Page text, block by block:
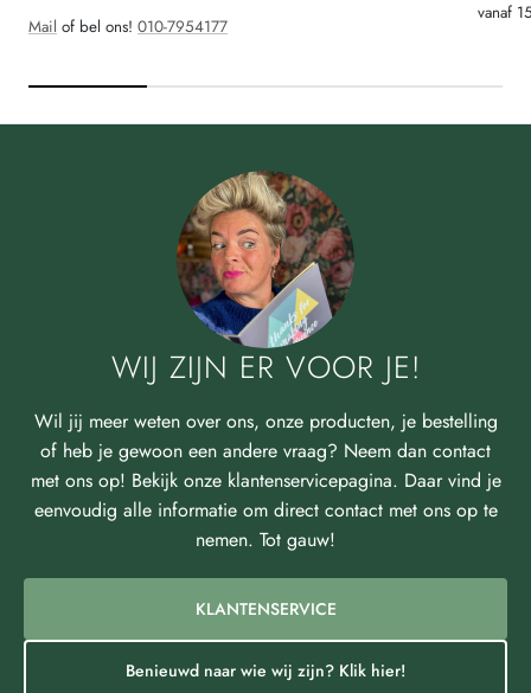
Mail of bel ons! 010-7954177
vanaf
WIJ ZIJN ER VOOR JE!
Wil jij meer weten over ons, onze producten, je bestelling
of heb je gewoon een andere vraag? Neem dan contact
met ons op! Bekijk onze klantenservicepagina. Daar vind je
eenvoudig alle informatie om direct contact met ons op te
nemen. Tot gauw!
KLANTENSERVICE
Benieuwd naar wie wij zijn? Klik hier!